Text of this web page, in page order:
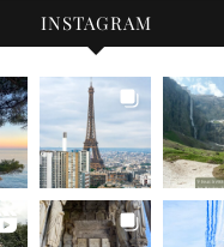
INSTAGRAM